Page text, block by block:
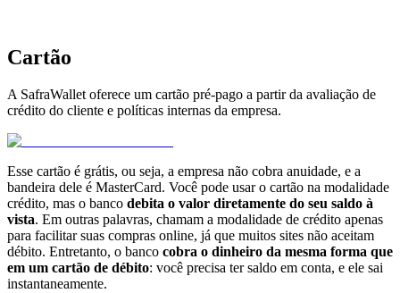
Cartão
A SafraWallet oferece um cartão pré-pago a partir da avaliação de
crédito do cliente e políticas internas da empresa.
Esse cartão é grátis, ou seja, a empresa não cobra anuidade, e a
bandeira dele é MasterCard. Você pode usar o cartão na modalidade
crédito, mas o banco debita o valor diretamente do seu saldo à
vista. Em outras palavras, chamam a modalidade de crédito apenas
para facilitar suas compras online, já que muitos sites não aceitam
débito. Entretanto, o banco cobra o dinheiro da mesma forma que
em um cartão de débito: você precisa ter saldo em conta, e ele sai
instantaneamente.